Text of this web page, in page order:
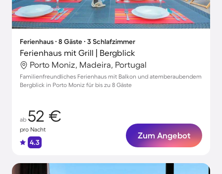
Ferienhaus ∙ 8 Gäste ∙ 3 Schlafzimmer
Ferienhaus mit Grill | Bergblick
Porto Moniz, Madeira, Portugal
Familienfreundliches Ferienhaus mit Balkon und atemberaubendem
Bergblick in Porto Moniz für bis zu 8 Gäste
ab 52 €
pro Nacht
4.3
Zum Angebot